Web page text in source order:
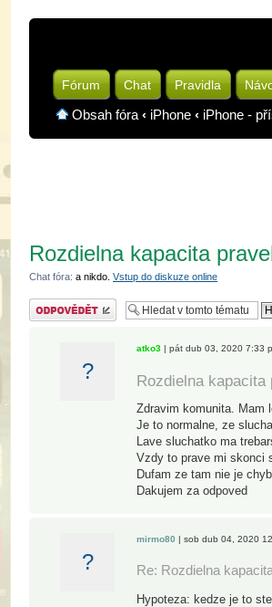
Fórum Chat Pravidla
Obsah fóra ‹ iPhone ‹ iPhone -
Rozdielna kapacita
Chat fóra: a nikdo. Vstup do diskuze online
Odeslat odpověď
?
atko3 | pát dub 03, 2020 7:33
Rozdielna
Zdravim komunita. Mam
Je to normalne, ze
Lave sluchatko ma
Vzdy to prave mi skonci
Dufam ze tam nie je
Dakujem za odpoved
?
mirmo80 | sob dub 04, 2020
Re: Rozdielna
Hypoteza: kedze je to